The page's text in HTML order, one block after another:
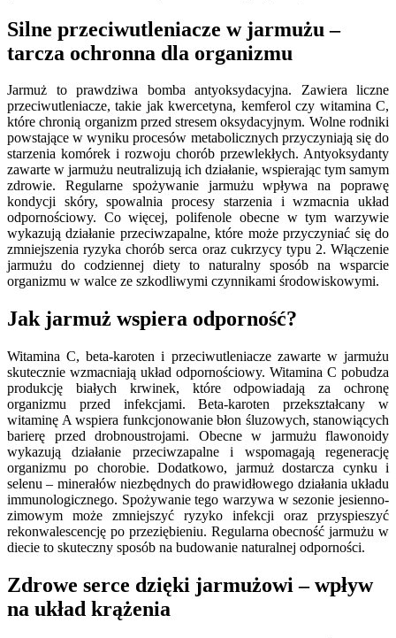
Silne przeciwutleniacze w jarmużu –
tarcza ochronna dla organizmu
Jarmuż to prawdziwa bomba antyoksydacyjna. Zawiera liczne
przeciwutleniacze, takie jak kwercetyna, kemferol czy witamina C,
które chronią organizm przed stresem oksydacyjnym. Wolne rodniki
powstające w wyniku procesów metabolicznych przyczyniają się do
starzenia komórek i rozwoju chorób przewlekłych. Antyoksydanty
zawarte w jarmużu neutralizują ich działanie, wspierając tym samym
zdrowie. Regularne spożywanie jarmużu wpływa na poprawę
kondycji skóry, spowalnia procesy starzenia i wzmacnia układ
odpornościowy. Co więcej, polifenole obecne w tym warzywie
wykazują działanie przeciwzapalne, które może przyczyniać się do
zmniejszenia ryzyka chorób serca oraz cukrzycy typu 2. Włączenie
jarmużu do codziennej diety to naturalny sposób na wsparcie
organizmu w walce ze szkodliwymi czynnikami środowiskowymi.
Jak jarmuż wspiera odporność?
Witamina C, beta-karoten i przeciwutleniacze zawarte w jarmużu
skutecznie wzmacniają układ odpornościowy. Witamina C pobudza
produkcję białych krwinek, które odpowiadają za ochronę
organizmu przed infekcjami. Beta-karoten przekształcany w
witaminę A wspiera funkcjonowanie błon śluzowych, stanowiących
barierę przed drobnoustrojami. Obecne w jarmużu flawonoidy
wykazują działanie przeciwzapalne i wspomagają regenerację
organizmu po chorobie. Dodatkowo, jarmuż dostarcza cynku i
selenu – minerałów niezbędnych do prawidłowego działania układu
immunologicznego. Spożywanie tego warzywa w sezonie jesienno-
zimowym może zmniejszyć ryzyko infekcji oraz przyspieszyć
rekonwalescencję po przeziębieniu. Regularna obecność jarmużu w
diecie to skuteczny sposób na budowanie naturalnej odporności.
Zdrowe serce dzięki jarmużowi – wpływ
na układ krążenia